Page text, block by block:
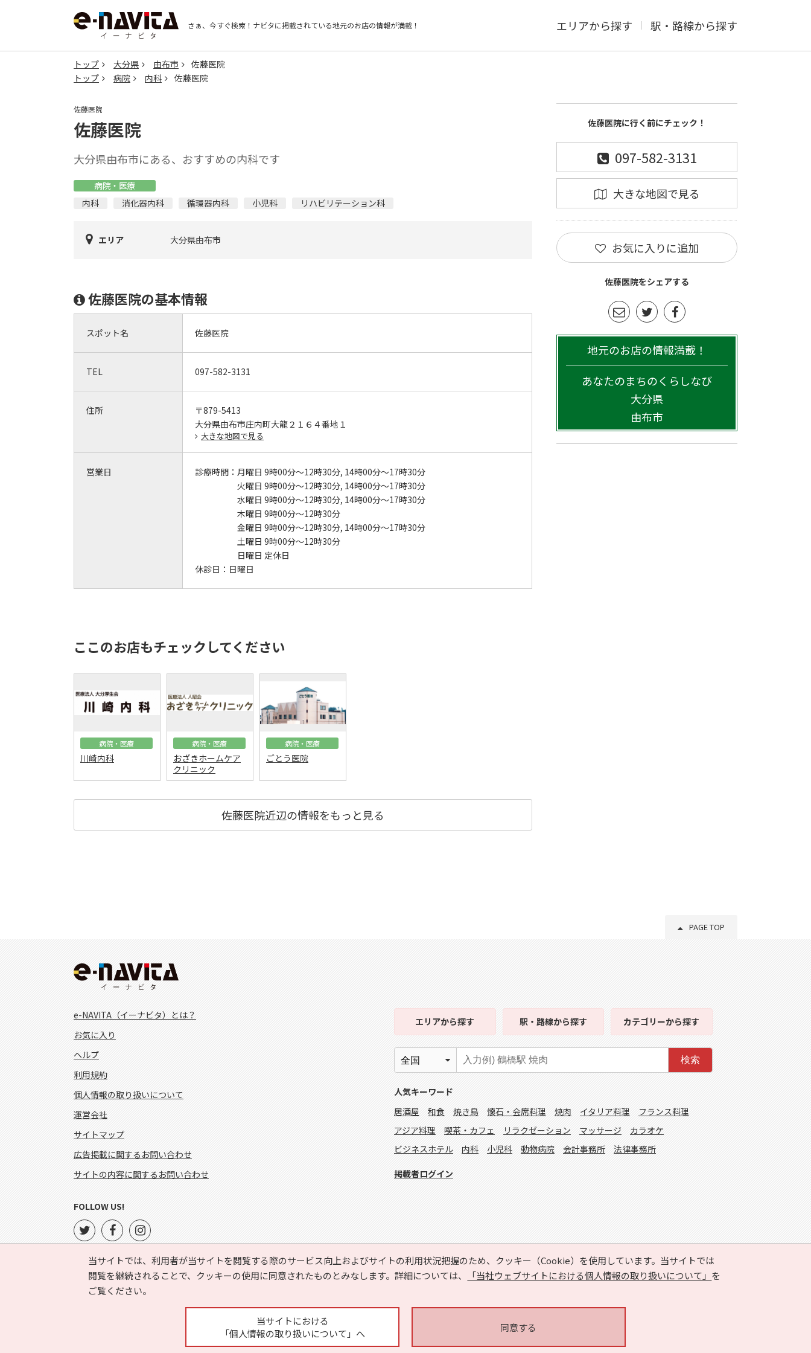
さぁ、今すぐ検索！ ナビタに掲載されている地元のお店の情報が満載！ エリアから探す 駅・路線から探す
トップ 大分県 由布市
佐藤医院
トップ
病院 内科 佐藤医院
佐藤医院
佐藤医院
大分県由布市にある、おすすめの内科です
病院・医療
内科
消化器内科 循環器内科 小児科 リハビリテーション科
エリア 大分県由布市
佐藤医院の基本情報
スポット名 佐藤医院
TEL 097-582-3131
住所
〒879-5413
大分県由布市庄内町大龍２１６４番地１
大きな地図で見る
営業日 診療時間： 月曜日 9時00分～12時30分, 14時00分～17時30分
火曜日 9時00分～12時30分, 14時00分～17時30分
水曜日 9時00分～12時30分, 14時00分～17時30分
木曜日 9時00分～12時30分
金曜日 9時00分～12時30分, 14時00分～17時30分
土曜日 9時00分～12時30分
日曜日 定休日
休診日： 日曜日
ここのお店もチェックしてください
病院・医療
川崎内科
病院・医療
おざきホームケア
クリニック
病院・医療
ごとう医院
佐藤医院近辺の情報をもっと見る
佐藤医院に行く前にチェック！
097-582-3131
大きな地図で見る
お気に入りに追加
佐藤医院をシェアする
地元のお店の情報満載！
あなたのまちのくらしなび
大分県
由布市
PAGE TOP
当サイトでは、利用者が当サイトを閲覧する際のサービス向上およびサイトの利用状況把握のため、クッキー（Cookie）を使用しています。当サイトでは
閲覧を継続されることで、クッキーの使用に同意されたものとみなします。詳細については、
「当社ウェブサイトにおける個人情報の取り扱いについて」 を
ご覧ください。
当サイトにおける
「個人情報の取り扱いについて」へ
同意する
e-NAVITA（イーナビタ）とは？
お気に入り
ヘルプ
利用規約
個人情報の取り扱いについて
運営会社
サイトマップ
広告掲載に関するお問い合わせ
サイトの内容に関するお問い合わせ
エリアから探す 駅・路線から探す カテゴリーから探す
検索
人気キーワード
居酒屋
和食 焼き鳥 懐石・会席料理 焼肉 イタリア料理
フランス料理
アジア料理
喫茶・カフェ リラクゼーション マッサージ
カラオケ
ビジネスホテル
内科 小児科 動物病院 会計事務所 法律事務所
掲載者ログイン
FOLLOW US!
Copyright © HYOJITO.Co.,Ltd. All Rights Reserved.